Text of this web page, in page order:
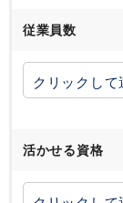
従業員数
活かせる資格